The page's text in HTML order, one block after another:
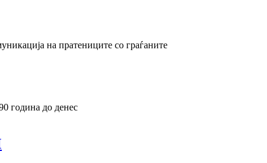
на пратениците со граѓаните
година до денес